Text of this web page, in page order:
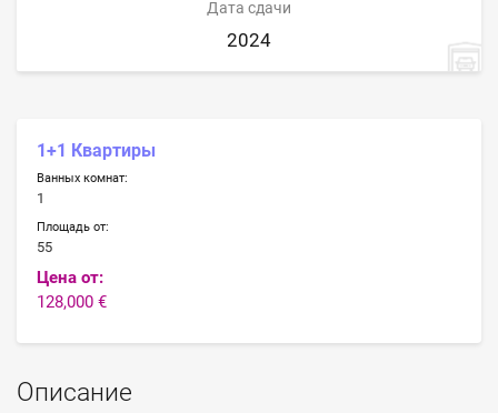
Дата сдачи
2024
1+1 Квартиры
Ванных комнат:
1
Площадь от:
55
Цена от:
128,000 €
Описание